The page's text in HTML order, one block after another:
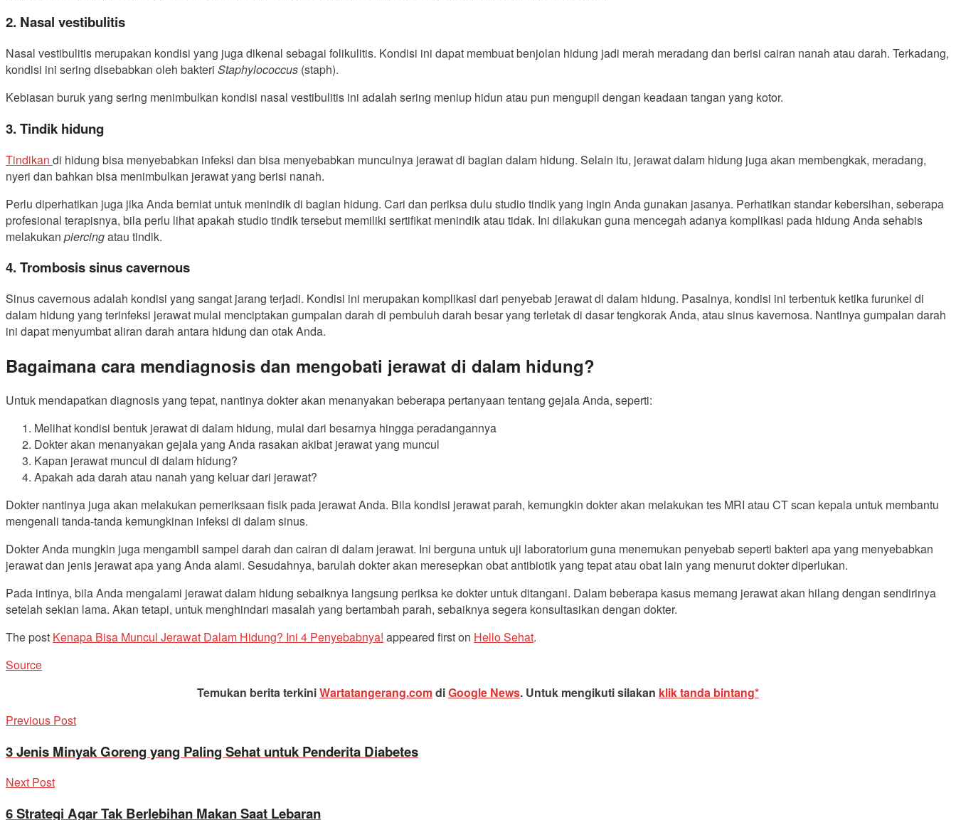
2. Nasal vestibulitis
Nasal vestibulitis merupakan kondisi yang juga dikenal sebagai folikulitis. Kondisi ini dapat membuat benjolan hidung jadi merah meradang dan berisi cairan nanah atau darah. Terkadang,
kondisi ini sering disebabkan oleh bakteri Staphylococcus (staph).
Kebiasan buruk yang sering menimbulkan kondisi nasal vestibulitis ini adalah sering meniup hidun atau pun mengupil dengan keadaan tangan yang kotor.
3. Tindik hidung
Tindikan di hidung bisa menyebabkan infeksi dan bisa menyebabkan munculnya jerawat di bagian dalam hidung. Selain itu, jerawat dalam hidung juga akan membengkak, meradang,
nyeri dan bahkan bisa menimbulkan jerawat yang berisi nanah.
Perlu diperhatikan juga jika Anda berniat untuk menindik di bagian hidung. Cari dan periksa dulu studio tindik yang ingin Anda gunakan jasanya. Perhatikan standar kebersihan, seberapa
profesional terapisnya, bila perlu lihat apakah studio tindik tersebut memiliki sertifikat menindik atau tidak. Ini dilakukan guna mencegah adanya komplikasi pada hidung Anda sehabis
melakukan piercingatau tindik.
4. Trombosis sinus cavernous
Sinus cavernous adalah kondisi yang sangat jarang terjadi. Kondisi ini merupakan komplikasi dari penyebab jerawat di dalam hidung. Pasalnya, kondisi ini terbentuk ketika furunkel di
dalam hidung yang terinfeksi jerawat mulai menciptakan gumpalan darah di pembuluh darah besar yang terletak di dasar tengkorak Anda, atau sinus kavernosa. Nantinya gumpalan darah
ini dapat menyumbat aliran darah antara hidung dan otak Anda.
Bagaimana cara mendiagnosis dan mengobati jerawat di dalam hidung?
Untuk mendapatkan diagnosis yang tepat, nantinya dokter akan menanyakan beberapa pertanyaan tentang gejala Anda, seperti:
Melihat kondisi bentuk jerawat di dalam hidung, mulai dari besarnya hingga peradangannya
Dokter akan menanyakan gejala yang Anda rasakan akibat jerawat yang muncul
Kapan jerawat muncul di dalam hidung?
Apakah ada darah atau nanah yang keluar dari jerawat?
Dokter nantinya juga akan melakukan pemeriksaan fisik pada jerawat Anda. Bila kondisi jerawat parah, kemungkin dokter akan melakukan tes MRI atau CT scan kepala untuk membantu
mengenali tanda-tanda kemungkinan infeksi di dalam sinus.
Dokter Anda mungkin juga mengambil sampel darah dan cairan di dalam jerawat. Ini berguna untuk uji laboratorium guna menemukan penyebab seperti bakteri apa yang menyebabkan
jerawat dan jenis jerawat apa yang Anda alami. Sesudahnya, barulah dokter akan meresepkan obat antibiotik yang tepat atau obat lain yang menurut dokter diperlukan.
Pada intinya, bila Anda mengalami jerawat dalam hidung sebaiknya langsung periksa ke dokter untuk ditangani. Dalam beberapa kasus memang jerawat akan hilang dengan sendirinya
setelah sekian lama. Akan tetapi, untuk menghindari masalah yang bertambah parah, sebaiknya segera konsultasikan dengan dokter.
The post Kenapa Bisa Muncul Jerawat Dalam Hidung? Ini 4 Penyebabnya! appeared first on Hello Sehat.
Source
Temukan berita terkiniWartatangerang.comdiGoogle News. Untuk mengikuti silakan klik tanda bintang*
Previous Post
3 Jenis Minyak Goreng yang Paling Sehat untuk Penderita Diabetes
Next Post
6 Strategi Agar Tak Berlebihan Makan Saat Lebaran